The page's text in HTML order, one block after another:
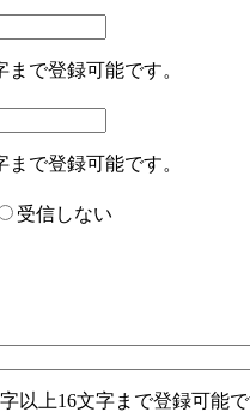
まで登録可能です。
まで登録可能です。
受信しない
字以上16文字まで登録可能